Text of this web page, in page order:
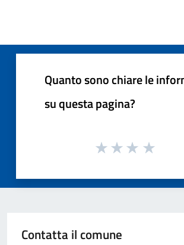
Quanto sono chiare le
su questa pagina?
Contatta il comune